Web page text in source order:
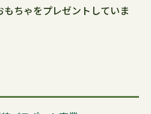
ちゃをプレゼントしていま